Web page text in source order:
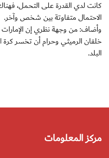
كانت لدي القدرة على التحمل،
الاحتمال متفاوتة بين شخص وآخر.
وأضاف: من وجهة نظري إن
خلفان الرميثي وحرام أن تخسر
البلد.
مركز المعلومات